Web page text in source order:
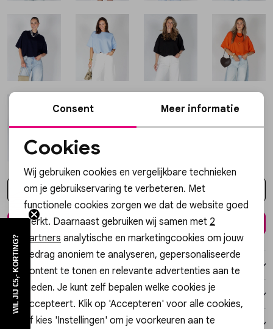
Jassen
Lingerie
Kies een maat
In winkelmand
Over dit item
Winkelvoorraad
Kenmerken
Noodzakelijke cookies
Personalisatie cookies
Analytische cookies
Marketing cookies
Consent Meer informatie
Cookies
Wij gebruiken cookies en vergelijkbare technieken
om je gebruikservaring te verbeteren. Met
functionele cookies zorgen we dat de website goed
werkt. Daarnaast gebruiken wij samen met 2
partners analytische en marketingcookies om jouw
gedrag anoniem te analyseren, gepersonaliseerde
content te tonen en relevante advertenties aan te
bieden. Je kunt zelf bepalen welke cookies je
accepteert. Klik op 'Accepteren' voor alle cookies,
of kies 'Instellingen' om je voorkeuren aan te
WIL JIJ €5,- KORTING?